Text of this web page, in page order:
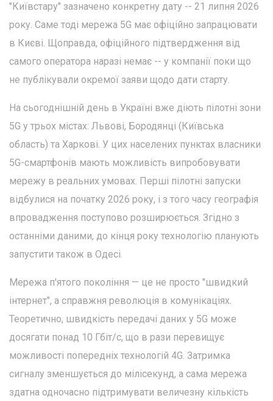
"Київстару" зазначено конкретну дату -- 21 липня 2026
року. Саме тоді мережа 5G має офіційно запрацювати
в Києві. Щоправда, офіційного підтвердження від
самого оператора наразі немає -- у компанії поки що
не публікували окремої заяви щодо дати старту.
На сьогоднішній день в Україні вже діють пілотні зони
5G у трьох містах: Львові, Бородянці (Київська
область) та Харкові. У цих населених пунктах власники
5G-смартфонів мають можливість випробовувати
мережу в реальних умовах. Перші пілотні запуски
відбулися на початку 2026 року, і з того часу географія
впровадження поступово розширюється. Згідно з
останніми даними, до кінця року технологію планують
запустити також в Одесі.
Мережа п'ятого покоління — це не просто "швидкий
інтернет", а справжня революція в комунікаціях.
Теоретично, швидкість передачі даних у 5G може
досягати понад 10 Гбіт/с, що в рази перевищує
можливості попередніх технологій 4G. Затримка
сигналу зменшується до мілісекунд, а сама мережа
здатна одночасно підтримувати величезну кількість